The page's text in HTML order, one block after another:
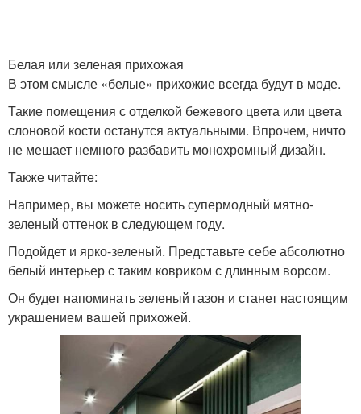
Белая или зеленая прихожая
В этом смысле «белые» прихожие всегда будут в моде.
Такие помещения с отделкой бежевого цвета или цвета
слоновой кости останутся актуальными. Впрочем, ничто
не мешает немного разбавить монохромный дизайн.
Также читайте:
Например, вы можете носить супермодный мятно-
зеленый оттенок в следующем году.
Подойдет и ярко-зеленый. Представьте себе абсолютно
белый интерьер с таким ковриком с длинным ворсом.
Он будет напоминать зеленый газон и станет настоящим
украшением вашей прихожей.